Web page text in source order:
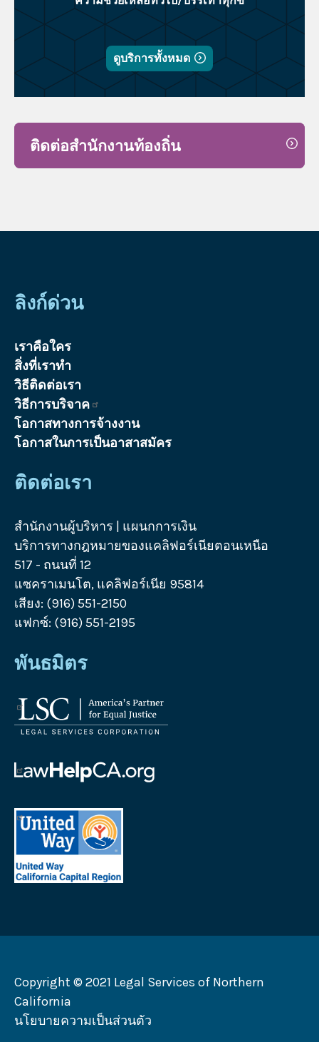
ดูบริการทั้งหมด
ติดต่อสำนักงานท้องถิ่น
ลิงก์ด่วน
เราคือใคร
สิ่งที่เราทำ
วิธีติดต่อเรา
วิธีการบริจาค
โอกาสทางการจ้างงาน
โอกาสในการเป็นอาสาสมัคร
ติดต่อเรา
สำนักงานผู้บริหาร | แผนกการเงิน
บริการทางกฎหมายของแคลิฟอร์เนียตอนเหนือ
517 - ถนนที่ 12
แซคราเมนโต, แคลิฟอร์เนีย 95814
เสียง: (916) 551-2150
แฟกซ์: (916) 551-2195
พันธมิตร
โลโก้
บริษัท
ทาง
กฎหมาย
โลโก้
ช่วย
เหลือ
กฎหมาย
แคลิฟอร์เนีย
โลโก้
United
Way
California
Copyright © 2021 Legal Services of Northern
California
นโยบายความเป็นส่วนตัว